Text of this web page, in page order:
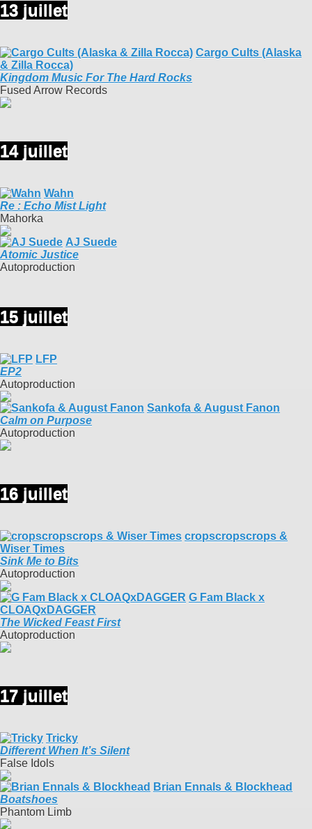
13 juillet
Cargo Cults (Alaska
& Zilla Rocca)
Kingdom Music For The Hard Rocks
Fused Arrow Records
14 juillet
Wahn
Re : Echo Mist Light
Mahorka
AJ Suede
Atomic Justice
Autoproduction
15 juillet
LFP
EP2
Autoproduction
Sankofa & August Fanon
Calm on Purpose
Autoproduction
16 juillet
cropscropscrops &
Wiser Times
Sink Me to Bits
Autoproduction
G Fam Black x
CLOAQxDAGGER
The Wicked Feast First
Autoproduction
17 juillet
Tricky
Different When It’s Silent
False Idols
Brian Ennals & Blockhead
Boatshoes
Phantom Limb